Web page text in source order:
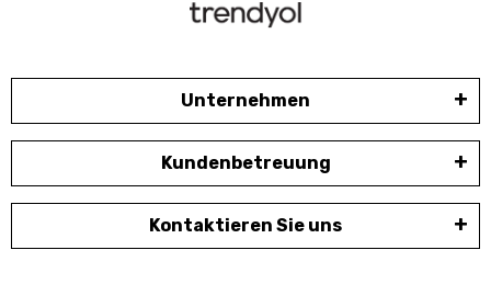
Unternehmen
Kundenbetreuung
Kontaktieren Sie uns